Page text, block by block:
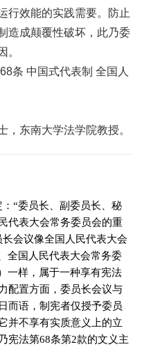
行效能的实践需要。防止
造成颠覆性破坏，此乃委
。
条 中国式代表制 全国人
，东南大学法学院教授。
：“委员长、副委员长、秘
代表大会常务委员会的重
会议像全国人民代表大会
全国人民代表大会常务委
一样，属于一种享有宪法
配置方面，委员长会议与
而语，制宪者仅授予委员
并不享有实质意义上的立
宪法第68条第2款的文义主